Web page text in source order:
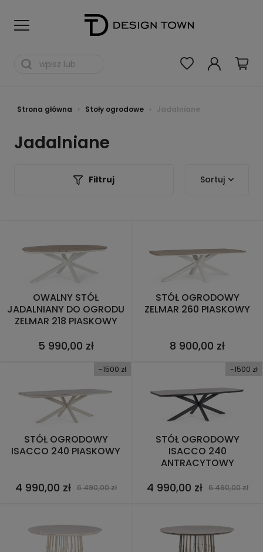
Strona główna Stoły ogrodowe Jadalniane
Jadalniane
Filtruj Sortuj
OWALNY STÓŁ
JADALNIANY DO OGRODU
ZELMAR 218 PIASKOWY
5 990,00 zł
STÓŁ OGRODOWY
ZELMAR 260 PIASKOWY
8 900,00 zł
STÓŁ OGRODOWY
ISACCO 240 PIASKOWY
4 990,00 zł 6 490,00 zł
-1500 zł
STÓŁ OGRODOWY
ISACCO 240
ANTRACYTOWY
4 990,00 zł 6 490,00 zł
-1500 zł